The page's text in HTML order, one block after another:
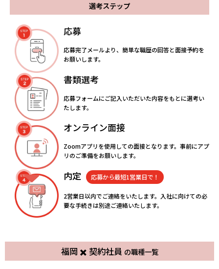
選考ステップ
応募
応募完了メールより、簡単な職歴の回答と面接予約を
お願いします。
書類選考
応募フォームにご記入いただいた内容をもとに選考い
たします。
オンライン面接
Zoomアプリを使用しての面接となります。事前にアプ
リのご準備をお願いします。
内定 応募から最短1営業日で！
2営業日以内でご連絡をいたします。入社に向けての必
要な手続きは別途ご連絡いたします。
福岡 ✖️ 契約社員 の職種一覧
天神
ITサポート事務（PCキッティン
グ・セットアップ業務）
契約社員
天神
経理事務
契約社員
労務サポート事務
労務事務（給与計算担当）
コールセンタースタッフ兼クルー
夜間コールセンタースタッフ兼ク
ルーズ旅行の添乗（英語対応担